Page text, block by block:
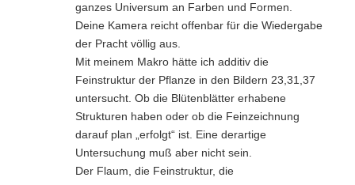
ganzes Universum an Farben und Formen.
Deine Kamera reicht offenbar für die Wiedergabe
der Pracht völlig aus.
Mit meinem Makro hätte ich additiv die
Feinstruktur der Pflanze in den Bildern 23,31,37
untersucht. Ob die Blütenblätter erhabene
Strukturen haben oder ob die Feinzeichnung
darauf plan „erfolgt“ ist. Eine derartige
Untersuchung muß aber nicht sein.
Der Flaum, die Feinstruktur, die